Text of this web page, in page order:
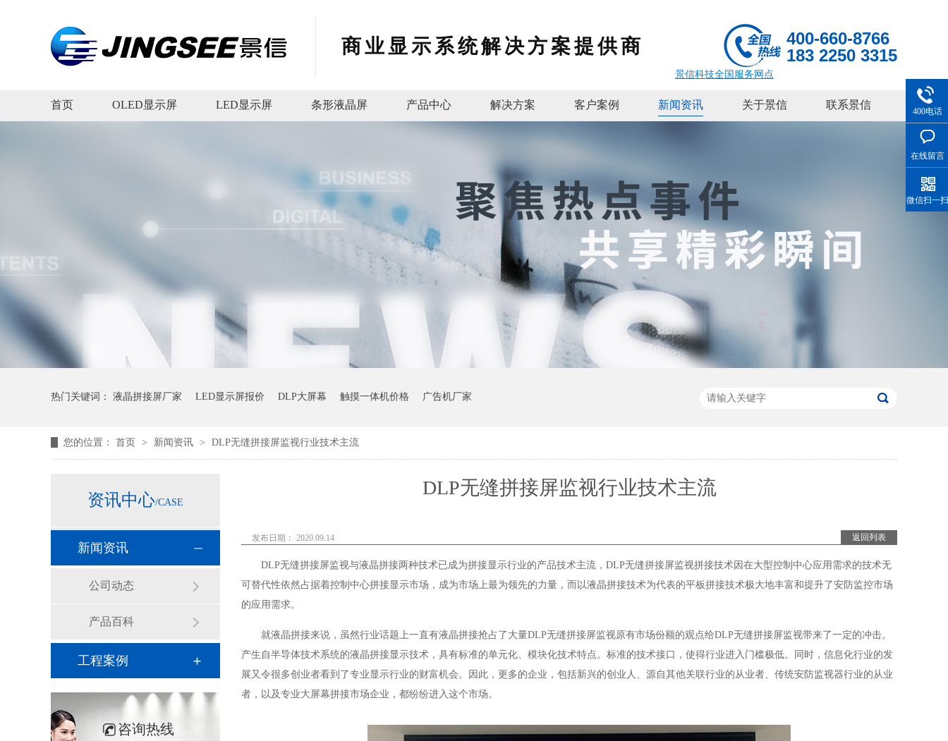
商业显示系统解决方案提供商
400-660-8766
183 2250 3315
景信科技全国服务网点
首页 OLED显示屏 LED显示屏 条形液晶屏 产品中心 解决方案 客户案例 新闻资讯 关于景信 联系景信
热门关键词： 液晶拼接屏厂家 LED显示屏报价 DLP大屏幕 触摸一体机价格 广告机厂家
您的位置： 首页 > 新闻资讯 > DLP无缝拼接屏监视行业技术主流
DLP无缝拼接屏监视行业技术主流
返回列表
发布日期： 2020.09.14
DLP无缝拼接屏监视与液晶拼接两种技术已成为拼接显示行业的产品技术主流， DLP无缝拼接屏监视拼接技术因在大型控制中心应用需求的技术无
可替代性依然占据着控制中心拼接显示市场，成为市场上最为领先的力量，而以液晶拼接技术为代表的平板拼接技术极大地丰富和提升了安防监控市场
的应用需求。
就液晶拼接来说，虽然行业话题上一直有液晶拼接抢占了大量DLP无缝拼接屏监视原有市场份额的观点给DLP无缝拼接屏监视带来了一定的冲击。
产生自半导体技术系统的液晶拼接显示技术，具有标准的单元化、模块化技术特点。标准的技术接口，使得行业进入门槛极低。同时，信息化行业的发
展又令很多创业者看到了专业显示行业的财富机会。因此，更多的企业，包括新兴的创业人、源自其他关联行业的从业者、传统安防监视器行业的从业
者，以及专业大屏幕拼接市场企业，都纷纷进入这个市场。
资讯中心/CASE
新闻资讯
公司动态
产品百科
工程案例
咨询热线
400电话
在线留言
微信扫一扫